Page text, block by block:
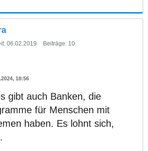
06.02.2019 Beiträge: 10
18:56
gibt auch Banken, die
für Menschen mit
haben. Es lohnt sich,